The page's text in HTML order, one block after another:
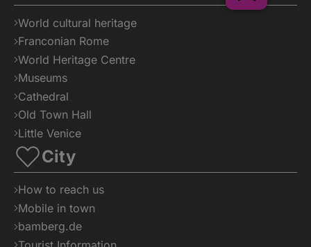
World cultural heritage
Franconian Rome
World Heritage Centre
Museums
Cathedral
Old Town Hall
Little Venice
City
How to reach us
Mobile in town
bamberg.de